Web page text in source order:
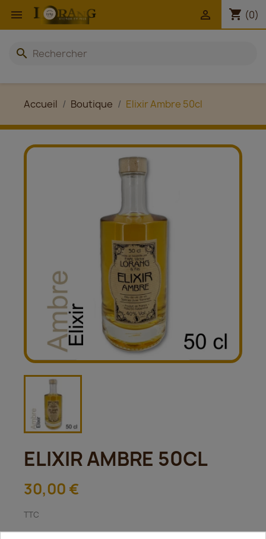
 shopping_cart (0)

search
Accueil Boutique Elixir Ambre 50cl
ELIXIR AMBRE 50CL
30,00 €
TTC